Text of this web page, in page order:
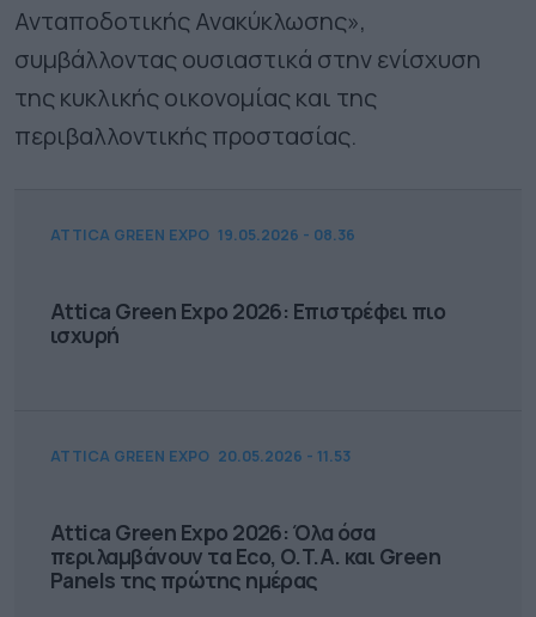
Ανταποδοτικής Ανακύκλωσης»,
συμβάλλοντας ουσιαστικά στην ενίσχυση
της κυκλικής οικονομίας και της
περιβαλλοντικής προστασίας.
ATTICA GREEN EXPO 19.05.2026 - 08.36
Attica Green Expo 2026: Επιστρέφει πιο
ισχυρή
ATTICA GREEN EXPO 20.05.2026 - 11.53
Attica Green Expo 2026: Όλα όσα
περιλαμβάνουν τα Eco, O.T.A. και Green
Panels της πρώτης ημέρας